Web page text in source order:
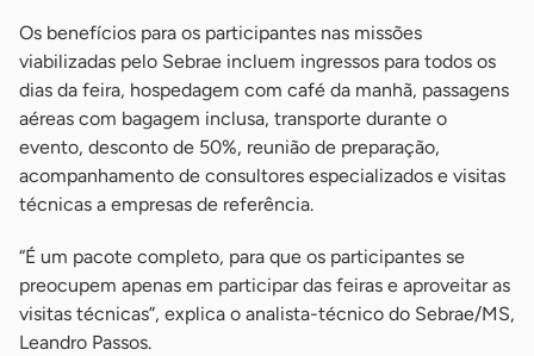
Os benefícios para os participantes nas missões
viabilizadas pelo Sebrae incluem ingressos para todos os
dias da feira, hospedagem com café da manhã, passagens
aéreas com bagagem inclusa, transporte durante o
evento, desconto de 50%, reunião de preparação,
acompanhamento de consultores especializados e visitas
técnicas a empresas de referência.
“É um pacote completo, para que os participantes se
preocupem apenas em participar das feiras e aproveitar as
visitas técnicas”, explica o analista-técnico do Sebrae/MS,
Leandro Passos.